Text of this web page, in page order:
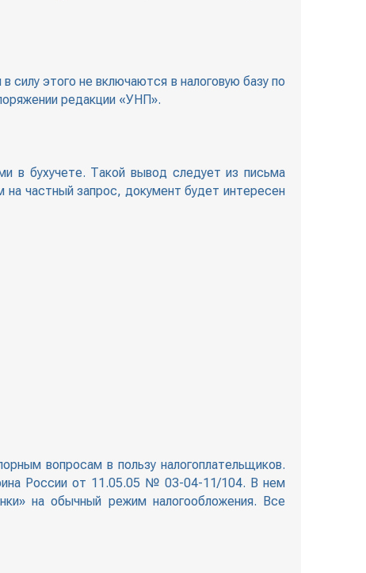
силу этого не включаются в налоговую базу по
редакции «УНП».
в бухучете. Такой вывод следует из письма
частный запрос, документ будет интересен
вопросам в пользу налогоплательщиков.
России от 11.05.05 № 03-04-11/104. В нем
на обычный режим налогообложения. Все